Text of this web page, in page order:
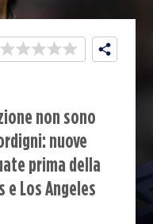
non sono
nuove
prima della
e Los Angeles